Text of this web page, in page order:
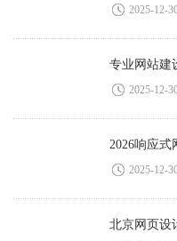
2025-12-
专业网站建
2025-12-
2026响应式
2025-12-